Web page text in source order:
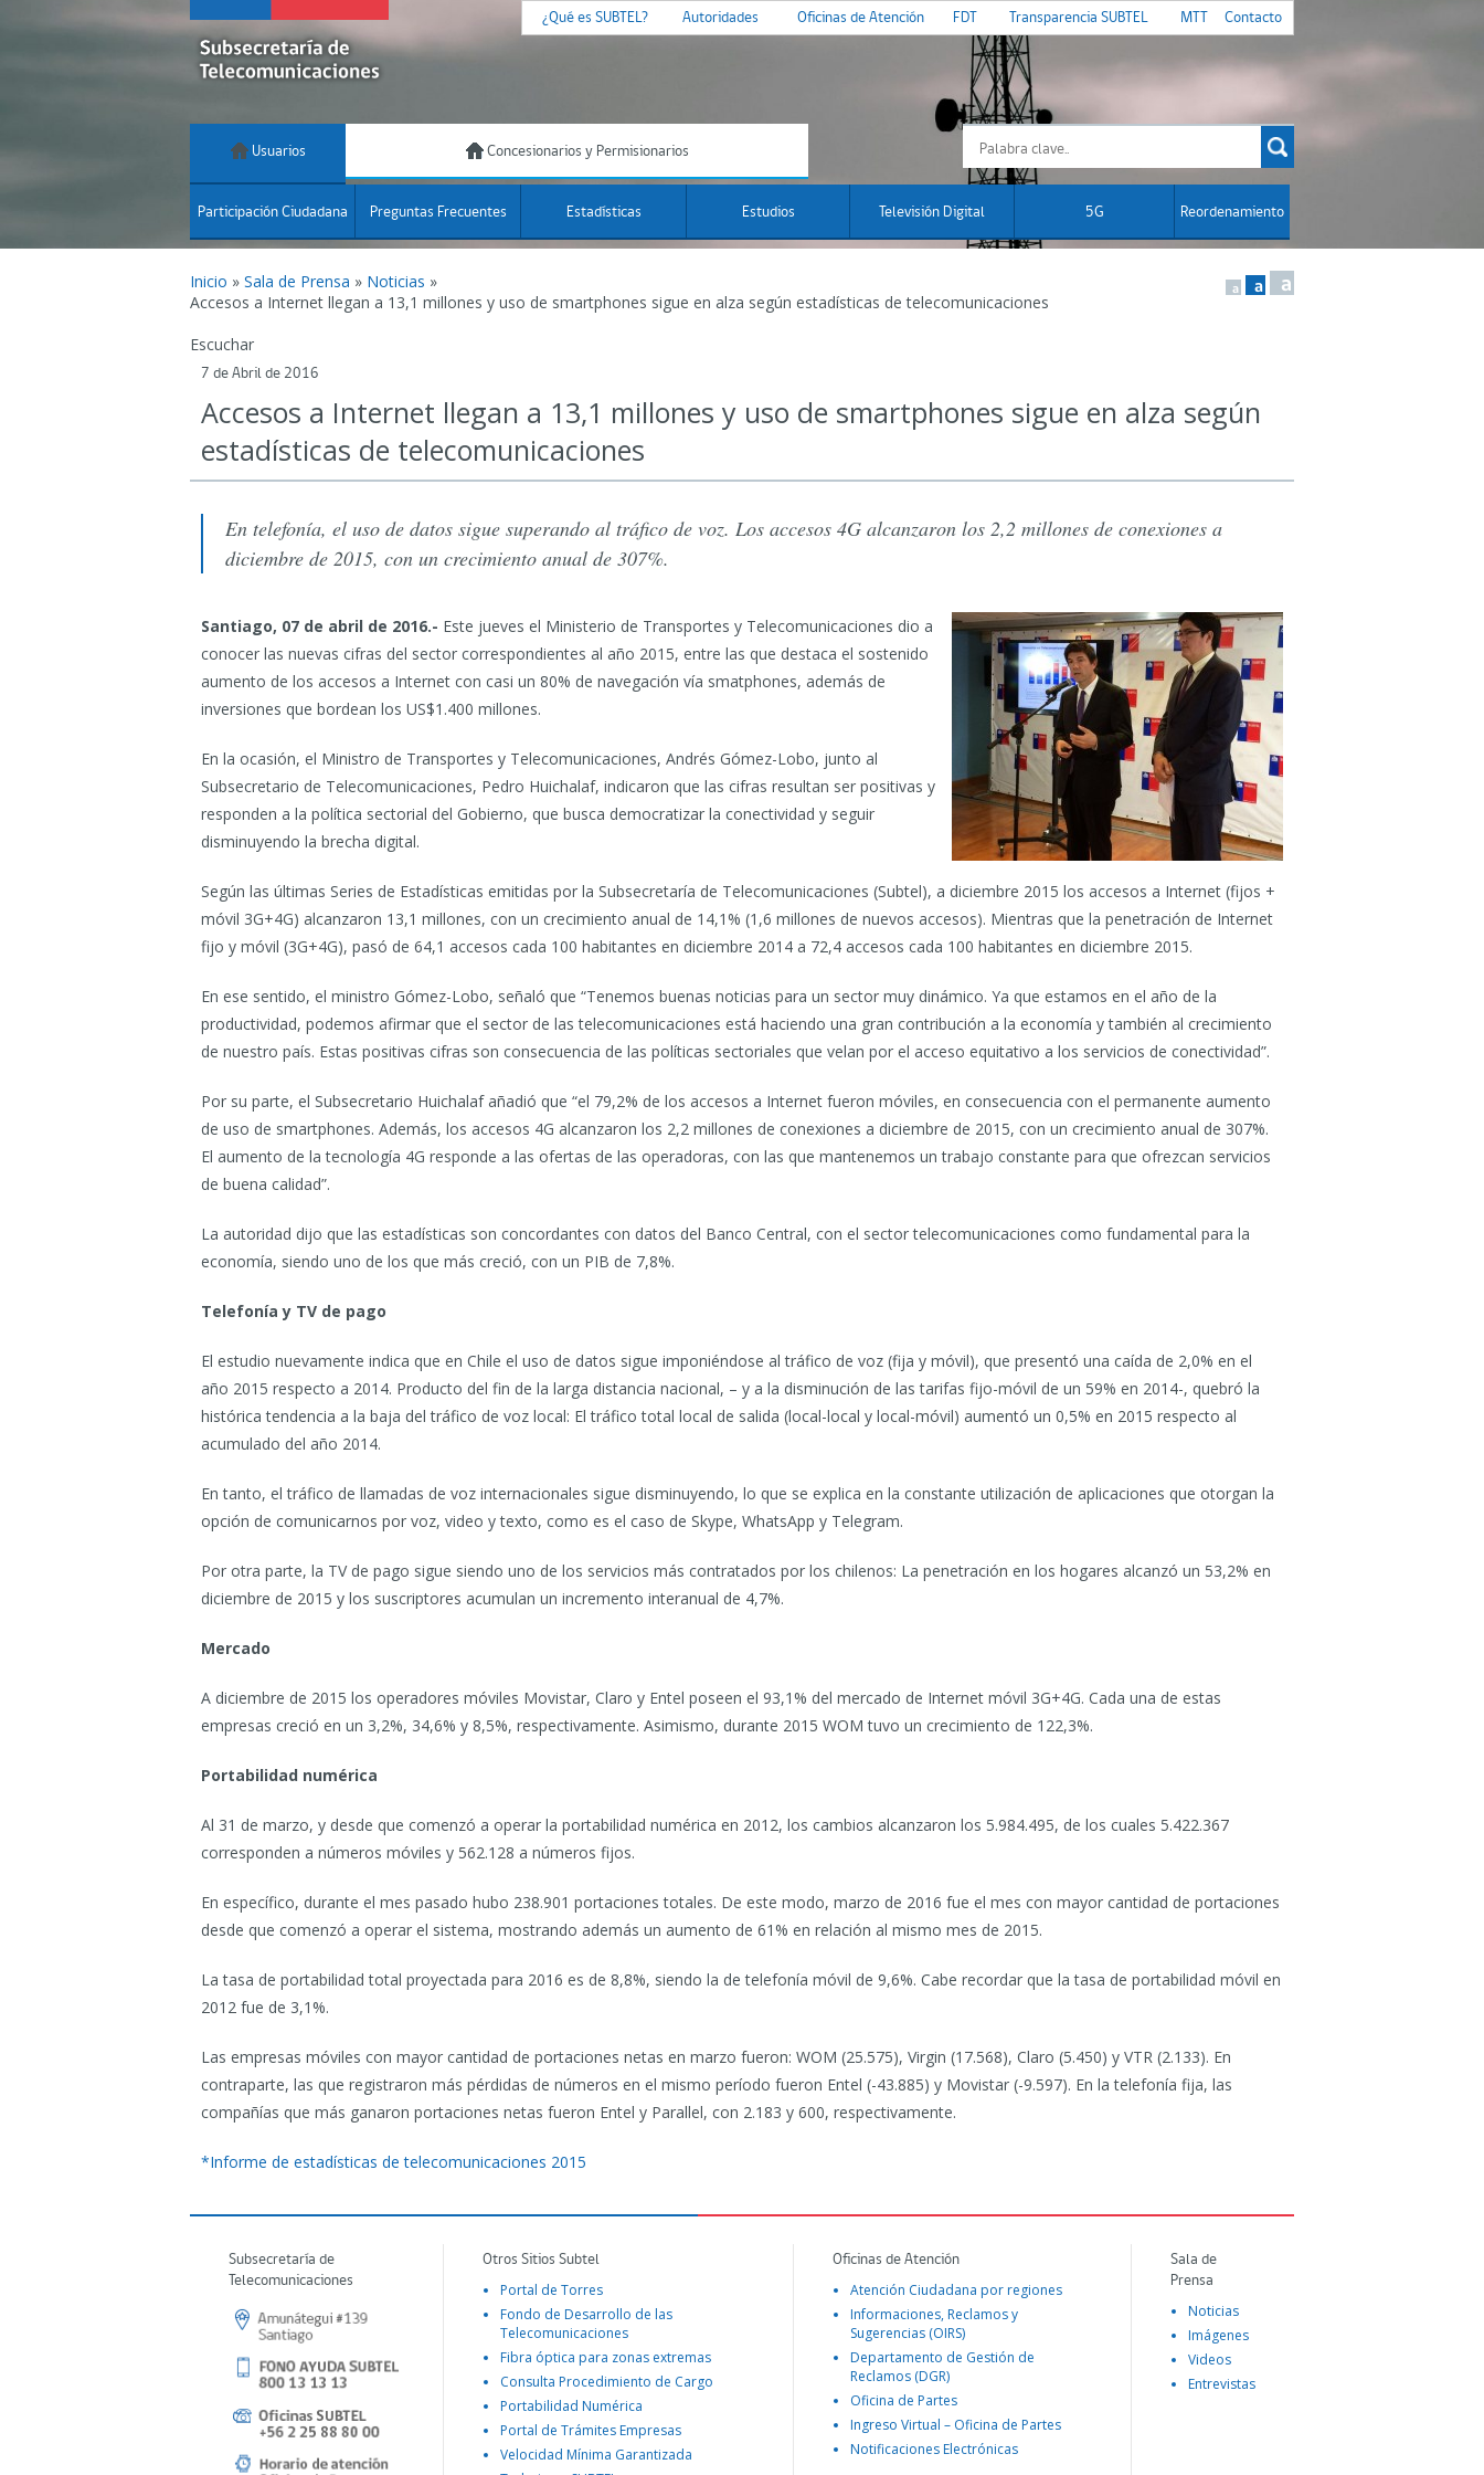
¿Qué es SUBTEL? Autoridades Oficinas de Atención FDT Transparencia SUBTEL MTT Contacto
Usuarios Concesionarios y Permisionarios
Participación Ciudadana Preguntas Frecuentes Estadísticas Estudios Televisión Digital 5G Reordenamiento
Inicio » Sala de Prensa » Noticias »
Accesos a Internet llegan a 13,1 millones y uso de smartphones sigue en alza según estadísticas de telecomunicaciones
a a a
Escuchar
7 de Abril de 2016
Accesos a Internet llegan a 13,1 millones y uso de smartphones sigue en alza según
estadísticas de telecomunicaciones
En telefonía, el uso de datos sigue superando al tráfico de voz. Los accesos 4G alcanzaron los 2,2 millones de conexiones a
diciembre de 2015, con un crecimiento anual de 307%.
Santiago, 07 de abril de 2016.- Este jueves el Ministerio de Transportes y Telecomunicaciones dio a
conocer las nuevas cifras del sector correspondientes al año 2015, entre las que destaca el sostenido
aumento de los accesos a Internet con casi un 80% de navegación vía smatphones, además de
inversiones que bordean los US$1.400 millones.
En la ocasión, el Ministro de Transportes y Telecomunicaciones, Andrés Gómez-Lobo, junto al
Subsecretario de Telecomunicaciones, Pedro Huichalaf, indicaron que las cifras resultan ser positivas y
responden a la política sectorial del Gobierno, que busca democratizar la conectividad y seguir
disminuyendo la brecha digital.
Según las últimas Series de Estadísticas emitidas por la Subsecretaría de Telecomunicaciones (Subtel), a diciembre 2015 los accesos a Internet (fijos +
móvil 3G+4G) alcanzaron 13,1 millones, con un crecimiento anual de 14,1% (1,6 millones de nuevos accesos). Mientras que la penetración de Internet
fijo y móvil (3G+4G), pasó de 64,1 accesos cada 100 habitantes en diciembre 2014 a 72,4 accesos cada 100 habitantes en diciembre 2015.
En ese sentido, el ministro Gómez-Lobo, señaló que “Tenemos buenas noticias para un sector muy dinámico. Ya que estamos en el año de la
productividad, podemos afirmar que el sector de las telecomunicaciones está haciendo una gran contribución a la economía y también al crecimiento
de nuestro país. Estas positivas cifras son consecuencia de las políticas sectoriales que velan por el acceso equitativo a los servicios de conectividad”.
Por su parte, el Subsecretario Huichalaf añadió que “el 79,2% de los accesos a Internet fueron móviles, en consecuencia con el permanente aumento
de uso de smartphones. Además, los accesos 4G alcanzaron los 2,2 millones de conexiones a diciembre de 2015, con un crecimiento anual de 307%.
El aumento de la tecnología 4G responde a las ofertas de las operadoras, con las que mantenemos un trabajo constante para que ofrezcan servicios
de buena calidad”.
La autoridad dijo que las estadísticas son concordantes con datos del Banco Central, con el sector telecomunicaciones como fundamental para la
economía, siendo uno de los que más creció, con un PIB de 7,8%.
Telefonía y TV de pago
El estudio nuevamente indica que en Chile el uso de datos sigue imponiéndose al tráfico de voz (fija y móvil), que presentó una caída de 2,0% en el
año 2015 respecto a 2014. Producto del fin de la larga distancia nacional, – y a la disminución de las tarifas fijo-móvil de un 59% en 2014-, quebró la
histórica tendencia a la baja del tráfico de voz local: El tráfico total local de salida (local-local y local-móvil) aumentó un 0,5% en 2015 respecto al
acumulado del año 2014.
En tanto, el tráfico de llamadas de voz internacionales sigue disminuyendo, lo que se explica en la constante utilización de aplicaciones que otorgan la
opción de comunicarnos por voz, video y texto, como es el caso de Skype, WhatsApp y Telegram.
Por otra parte, la TV de pago sigue siendo uno de los servicios más contratados por los chilenos: La penetración en los hogares alcanzó un 53,2% en
diciembre de 2015 y los suscriptores acumulan un incremento interanual de 4,7%.
Mercado
A diciembre de 2015 los operadores móviles Movistar, Claro y Entel poseen el 93,1% del mercado de Internet móvil 3G+4G. Cada una de estas
empresas creció en un 3,2%, 34,6% y 8,5%, respectivamente. Asimismo, durante 2015 WOM tuvo un crecimiento de 122,3%.
Portabilidad numérica
Al 31 de marzo, y desde que comenzó a operar la portabilidad numérica en 2012, los cambios alcanzaron los 5.984.495, de los cuales 5.422.367
corresponden a números móviles y 562.128 a números fijos.
En específico, durante el mes pasado hubo 238.901 portaciones totales. De este modo, marzo de 2016 fue el mes con mayor cantidad de portaciones
desde que comenzó a operar el sistema, mostrando además un aumento de 61% en relación al mismo mes de 2015.
La tasa de portabilidad total proyectada para 2016 es de 8,8%, siendo la de telefonía móvil de 9,6%. Cabe recordar que la tasa de portabilidad móvil en
2012 fue de 3,1%.
Las empresas móviles con mayor cantidad de portaciones netas en marzo fueron: WOM (25.575), Virgin (17.568), Claro (5.450) y VTR (2.133). En
contraparte, las que registraron más pérdidas de números en el mismo período fueron Entel (-43.885) y Movistar (-9.597). En la telefonía fija, las
compañías que más ganaron portaciones netas fueron Entel y Parallel, con 2.183 y 600, respectivamente.
*Informe de estadísticas de telecomunicaciones 2015
Subsecretaría de
Telecomunicaciones
Otros Sitios Subtel
Portal de Torres
Fondo de Desarrollo de las
Telecomunicaciones
Fibra óptica para zonas extremas
Consulta Procedimiento de Cargo
Portabilidad Numérica
Portal de Trámites Empresas
Velocidad Mínima Garantizada
Oficinas de Atención
Atención Ciudadana por regiones
Informaciones, Reclamos y
Sugerencias (OIRS)
Departamento de Gestión de
Reclamos (DGR)
Oficina de Partes
Ingreso Virtual – Oficina de Partes
Notificaciones Electrónicas
Sala de
Prensa
Noticias
Imágenes
Videos
Entrevistas